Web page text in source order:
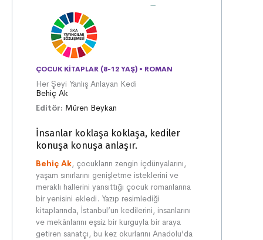
ÇOCUK KITAPLAR (8-12 YAŞ) • ROMAN
Her Şeyi Yanlış Anlayan Kedi
Behiç Ak
Editör: Müren Beykan
İnsanlar koklaşa koklaşa, kediler
konuşa konuşa anlaşır.
Behiç Ak, çocukların zengin içdünyalarını,
yaşam sınırlarını genişletme isteklerini ve
meraklı hallerini yansıttığı çocuk romanlarına
bir yenisini ekledi. Yazıp resimlediği
kitaplarında, İstanbul’un kedilerini, insanlarını
ve mekânlarını eşsiz bir kurguyla bir araya
getiren sanatçı, bu kez okurlarını Anadolu’da